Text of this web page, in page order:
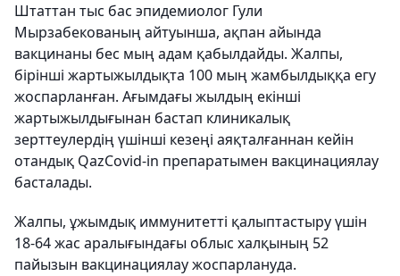
Штаттан тыс бас эпидемиолог Гули
Мырзабекованың айтуынша, ақпан айында
вакцинаны бес мың адам қабылдайды. Жалпы,
бірінші жартыжылдықта 100 мың жамбылдыққа егу
жоспарланған. Ағымдағы жылдың екінші
жартыжылдығынан бастап клиникалық
зерттеулердің үшінші кезеңі аяқталғаннан кейін
отандық QazCovid-in препаратымен вакцинациялау
басталады.
Жалпы, ұжымдық иммунитетті қалыптастыру үшін
18-64 жас аралығындағы облыс халқының 52
пайызын вакцинациялау жоспарлануда.